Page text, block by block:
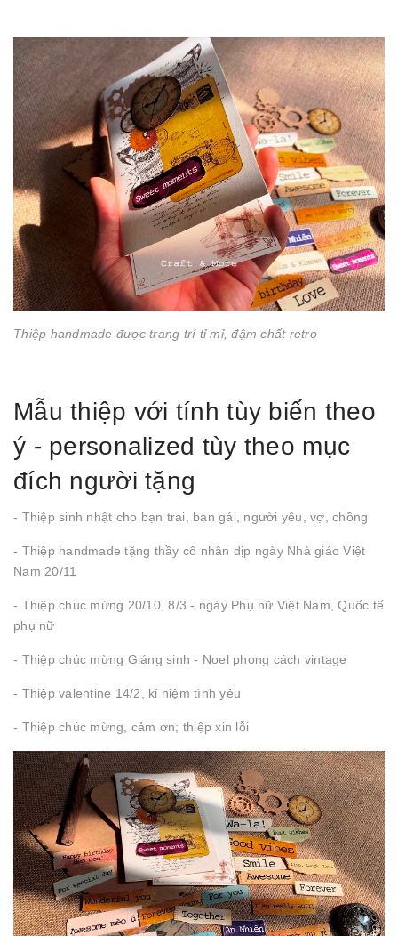
Thiệp handmade được trang trí tỉ mỉ, đậm chất retro
Mẫu thiệp với tính tùy biến theo
ý - personalized tùy theo mục
đích người tặng
- Thiệp sinh nhật cho bạn trai, bạn gái, người yêu, vợ, chồng
- Thiệp handmade tặng thầy cô nhân dịp ngày Nhà giáo Việt
Nam 20/11
- Thiệp chúc mừng 20/10, 8/3 - ngày Phụ nữ Việt Nam, Quốc tế
phụ nữ
- Thiệp chúc mừng Giáng sinh - Noel phong cách vintage
- Thiệp valentine 14/2, kỉ niệm tình yêu
- Thiệp chúc mừng, cảm ơn; thiệp xin lỗi